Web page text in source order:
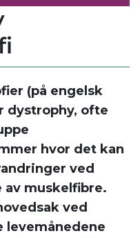
(på engelsk
dystrophy, ofte
hvor det kan
ved
muskelfibre.
ved
levemånedene